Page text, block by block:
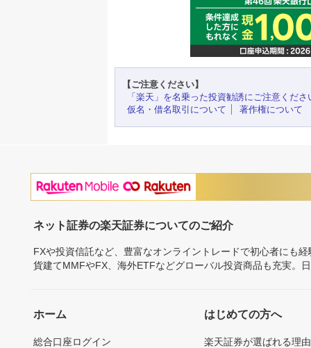
【ご注意ください】
「楽天」を名乗った投資勧誘にご注意くださ
仮名・借名取引について
著作権について
ネット証券の楽天証券についてのご紹介
FXや投資信託など、豊富なオンライントレードで初心者にも
貨建てMMFやFX、海外ETFなどグローバル投資商品も充実。
ホーム
総合口座ログイン
はじめての方へ
楽天証券が選ばれる理由